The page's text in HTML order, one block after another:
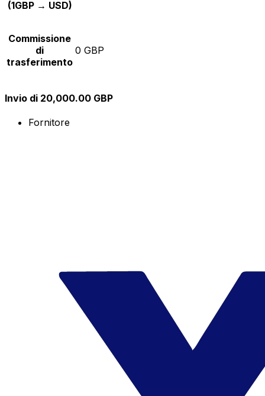
(1GBP → USD)
Commissione
di
trasferimento
0 GBP
Invio di 20,000.00 GBP
Fornitore